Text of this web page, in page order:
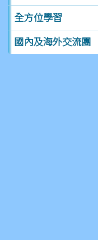
全方位學習
國內及海外交流團